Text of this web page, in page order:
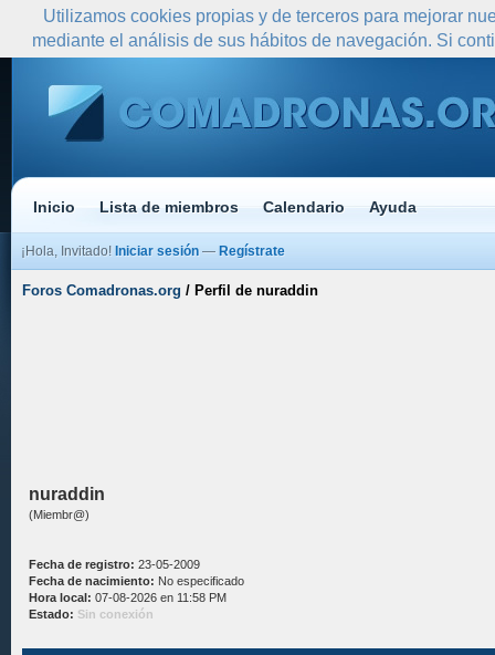
Inicio Lista de miembros Calendario Ayuda
¡Hola, Invitado! Iniciar sesión — Regístrate
Foros Comadronas.org / Perfil de nuraddin
nuraddin
(Miembr@)
Fecha de registro: 23-05-2009
Fecha de nacimiento: No especificado
Hora local: 07-08-2026 en 11:58 PM
Estado: Sin conexión
Utilizamos cookies propias y de terceros para mejorar
mediante el análisis de sus hábitos de navegación. Si